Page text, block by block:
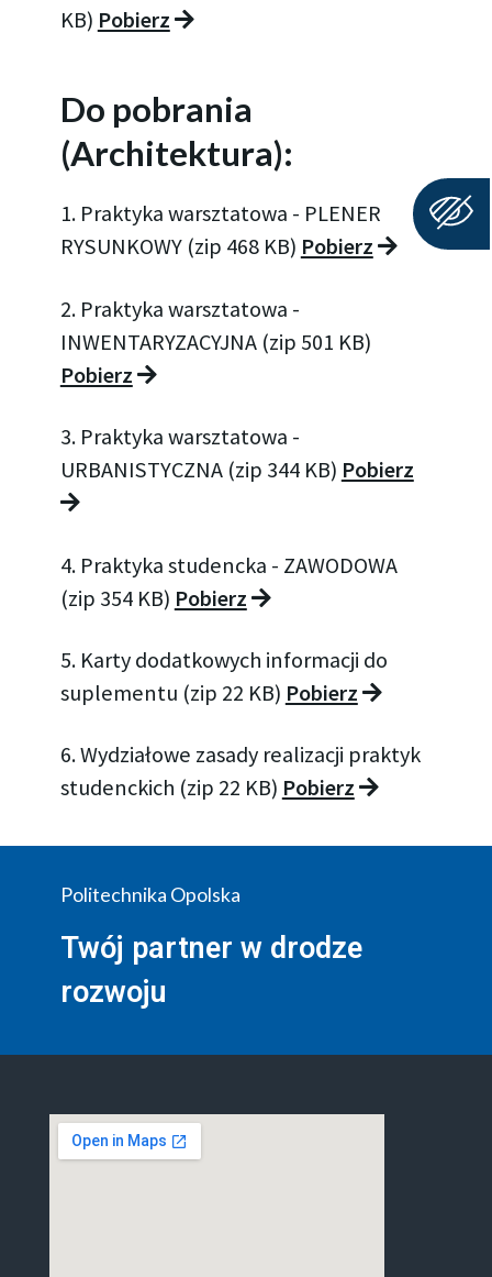
KB) Pobierz
Do pobrania
(Architektura):
1. Praktyka warsztatowa - PLENER
RYSUNKOWY (zip 468 KB) Pobierz
2. Praktyka warsztatowa -
INWENTARYZACYJNA (zip 501 KB)
Pobierz
3. Praktyka warsztatowa -
URBANISTYCZNA (zip 344 KB) Pobierz
4. Praktyka studencka - ZAWODOWA
(zip 354 KB) Pobierz
5. Karty dodatkowych informacji do
suplementu (zip 22 KB) Pobierz
6. Wydziałowe zasady realizacji praktyk
studenckich (zip 22 KB) Pobierz
Politechnika Opolska
Twój partner w drodze
rozwoju